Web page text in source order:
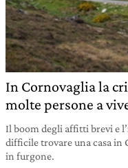
In Cornovaglia la
molte persone a
Il boom degli affitti brevi e
difficile trovare una casa in
in furgone.